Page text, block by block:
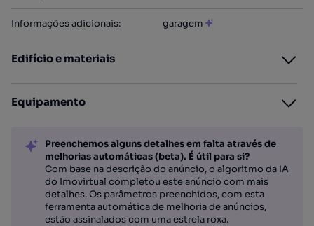
Informações adicionais: garagem
Edifício e materiais
Equipamento
Preenchemos alguns detalhes em falta através de
melhorias automáticas (beta). É útil para si?
Com base na descrição do anúncio, o algoritmo da IA
do Imovirtual completou este anúncio com mais
detalhes. Os parâmetros preenchidos, com esta
ferramenta automática de melhoria de anúncios,
estão assinalados com uma estrela roxa.